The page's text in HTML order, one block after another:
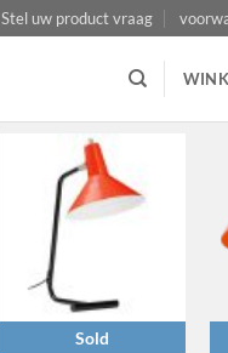
Stel uw product vraag
Sold